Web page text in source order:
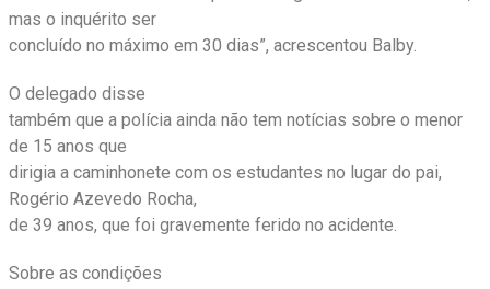
mas o inquérito ser
concluído no máximo em 30 dias”, acrescentou Balby.
O delegado disse
também que a polícia ainda não tem notícias sobre o menor
de 15 anos que
dirigia a caminhonete com os estudantes no lugar do pai,
Rogério Azevedo Rocha,
de 39 anos, que foi gravemente ferido no acidente.
Sobre as condições